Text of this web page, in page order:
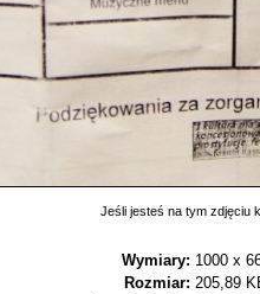
Jeśli jesteś na tym zdjęciu
Wymiary: 1000 x
Rozmiar: 205,89